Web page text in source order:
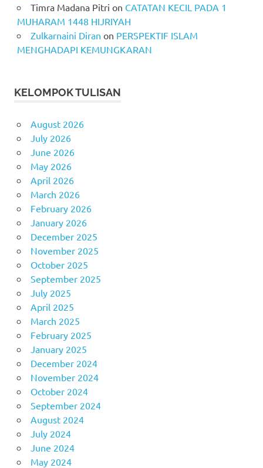
Timra Madana Pitri on CATATAN KECIL PADA 1
MUHARAM 1448 HIJRIYAH
Zulkarnaini Diran on PERSPEKTIF ISLAM
MENGHADAPI KEMUNGKARAN
KELOMPOK TULISAN
August 2026
July 2026
June 2026
May 2026
April 2026
March 2026
February 2026
January 2026
December 2025
November 2025
October 2025
September 2025
July 2025
April 2025
March 2025
February 2025
January 2025
December 2024
November 2024
October 2024
September 2024
August 2024
July 2024
June 2024
May 2024